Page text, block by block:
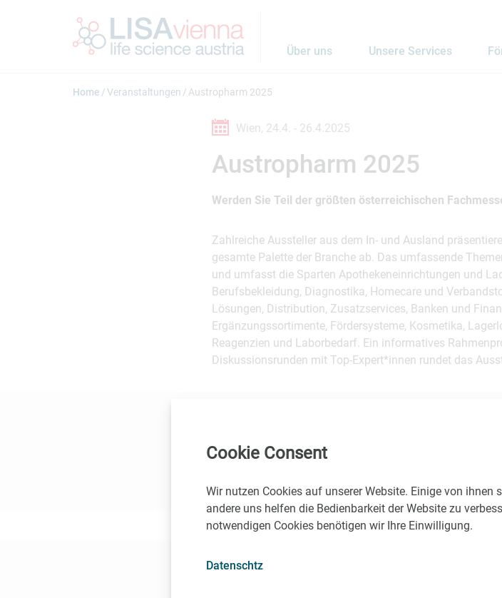
Über uns Unsere Services
Home Veranstaltungen Austropharm 2025
Wien, 24.4. - 26.4.2025
Austropharm 2025
Werden Sie Teil der größten österreichischen
Zahlreiche Aussteller aus dem In- und Ausland
gesamte Palette der Branche ab. Das umfassende
und umfasst die Sparten Apothekeneinrichtungen und
Berufsbekleidung, Diagnostika, Homecare und
Lösungen, Distribution, Zusatzservices, Banken und
Ergänzungssortimente, Fördersysteme, Kosmetika,
Reagenzien und Laborbedarf. Ein informatives
Diskussionsrunden mit Top-Expert*innen rundet das
Cookie Consent
Wir nutzen Cookies auf unserer Website. Einige von
andere uns helfen die Bedienbarkeit der Website zu
notwendigen Cookies benötigen wir Ihre Einwilligung.
Datenschtz